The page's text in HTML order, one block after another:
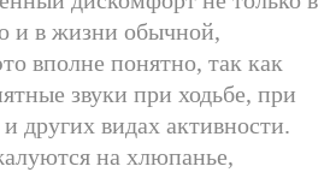
и в жизни обычной,
вполне понятно, так как
звуки при ходьбе, при
других видах активности.
на хлюпанье,